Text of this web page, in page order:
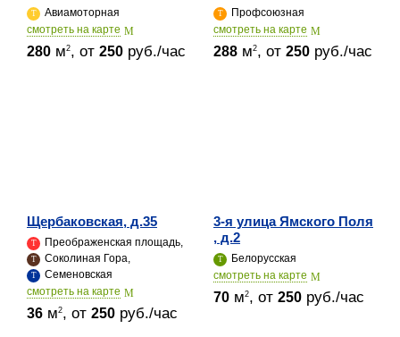
Авиамоторная
cмотреть на карте
280 м2, от 250 руб./час
Профсоюзная
cмотреть на карте
288 м2, от 250 руб./час
Щербаковская, д.35
Преображенская площадь,
Соколиная Гора,
Семеновская
cмотреть на карте
36 м2, от 250 руб./час
3-я улица Ямского Поля
, д.2
Белорусская
cмотреть на карте
70 м2, от 250 руб./час